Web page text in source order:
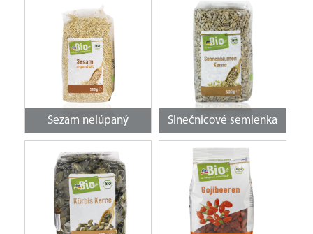
Sezam nelúpaný Slnečnicové semienka